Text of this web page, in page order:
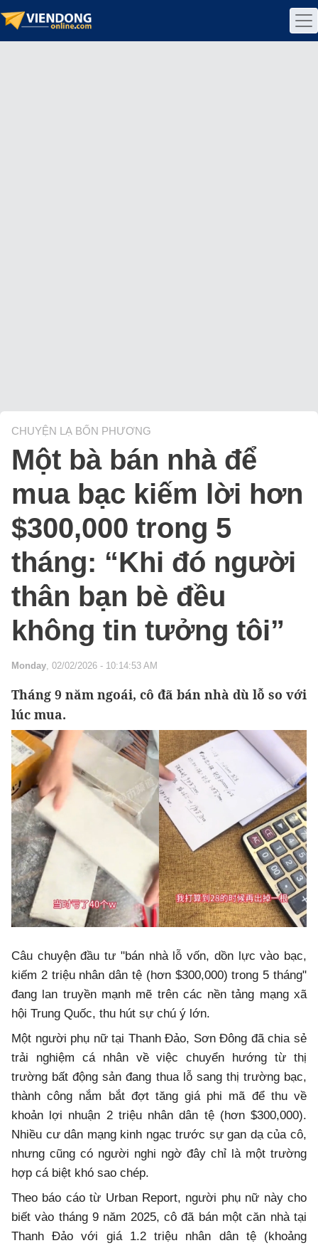
CHUYỆN LẠ BỐN PHƯƠNG
Một bà bán nhà để
mua bạc kiếm lời hơn
$300,000 trong 5
tháng: “Khi đó người
thân bạn bè đều
không tin tưởng tôi”
Monday, 02/02/2026 - 10:14:53 AM
Tháng 9 năm ngoái, cô đã bán nhà dù lỗ so với
lúc mua.
Câu chuyện đầu tư "bán nhà lỗ vốn, dồn lực vào bạc,
kiếm 2 triệu nhân dân tệ (hơn $300,000) trong 5 tháng"
đang lan truyền mạnh mẽ trên các nền tảng mạng xã
hội Trung Quốc, thu hút sự chú ý lớn.
Một người phụ nữ tại Thanh Đảo, Sơn Đông đã chia sẻ
trải nghiệm cá nhân về việc chuyển hướng từ thị
trường bất động sản đang thua lỗ sang thị trường bạc,
thành công nắm bắt đợt tăng giá phi mã để thu về
khoản lợi nhuận 2 triệu nhân dân tệ (hơn $300,000).
Nhiều cư dân mạng kinh ngạc trước sự gan dạ của cô,
nhưng cũng có người nghi ngờ đây chỉ là một trường
hợp cá biệt khó sao chép.
Theo báo cáo từ Urban Report, người phụ nữ này cho
biết vào tháng 9 năm 2025, cô đã bán một căn nhà tại
Thanh Đảo với giá 1.2 triệu nhân dân tệ (khoảng